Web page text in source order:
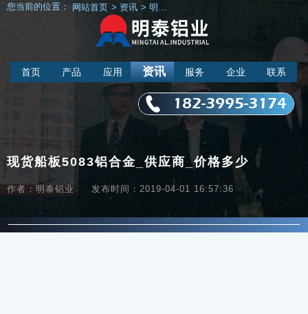
首页 产品 应用 资讯 服务 企业 联系
182-3995-3174
您当前的位置： 网站首页 > 资讯 > 明泰新闻
现货船板5083铝合金_供应商_价格多少
作者：明泰铝业 发布时间：2019-04-01 16:57:36